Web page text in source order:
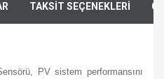
TAKSİT SEÇENEKLERİ
PV sistem performansını